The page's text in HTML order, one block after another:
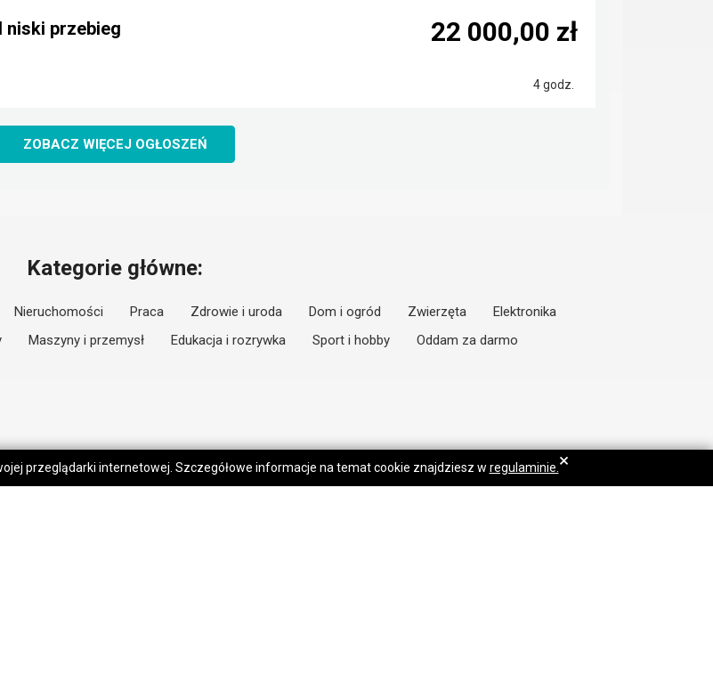
niski przebieg
4 godz.
22 000,00 zł
ZOBACZ WIĘCEJ OGŁOSZEŃ
Kategorie główne:
Nieruchomości Praca Zdrowie i uroda Dom i ogród Zwierzęta
Elektronika
Maszyny i przemysł Edukacja i rozrywka Sport i hobby
Oddam za darmo
przeglądarki internetowej. Szczegółowe informacje na temat cookie znajdziesz w regulaminie. ×